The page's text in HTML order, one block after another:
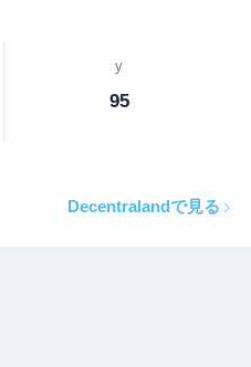
y
95
Decentralandで見る